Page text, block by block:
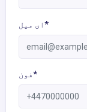
ای میل*
فون*